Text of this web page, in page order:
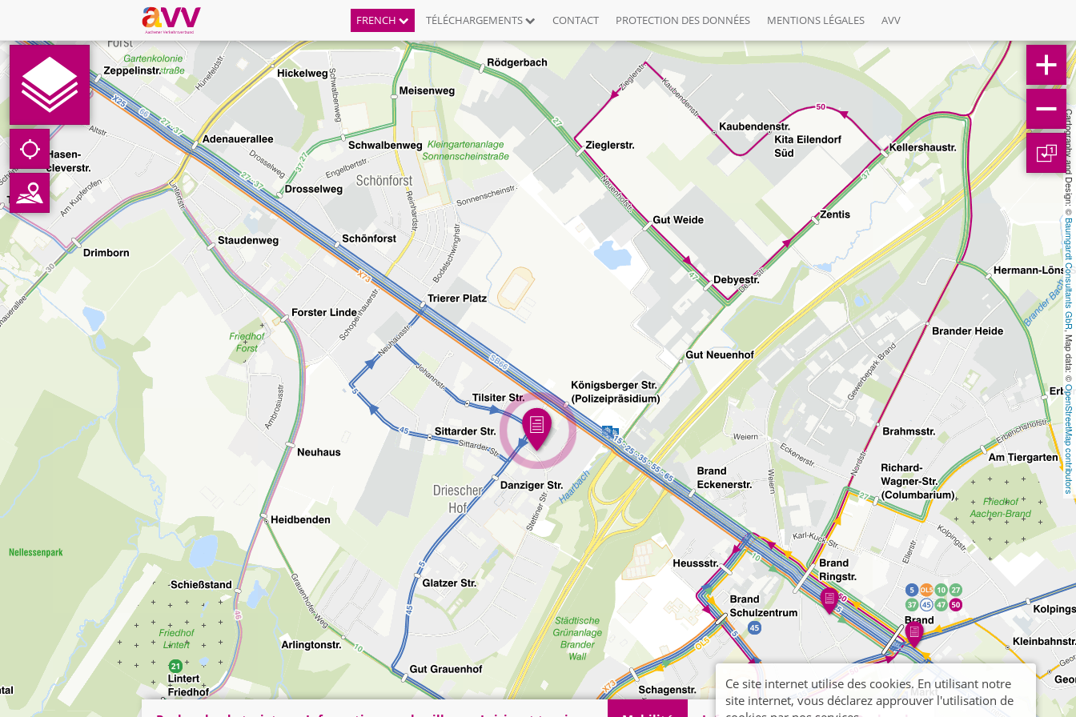
FRENCH TÉLÉCHARGEMENTS CONTACT PROTECTION DES DONNÉES MENTIONS LÉGALES AVV
Cartography and Design: ©
Baumgardt Consultants GbR
, Map data: ©
OpenStreetMap contributors
1
Ce site internet utilise des cookies. En utilisant notre
site internet, vous déclarez approuver l'utilisation de